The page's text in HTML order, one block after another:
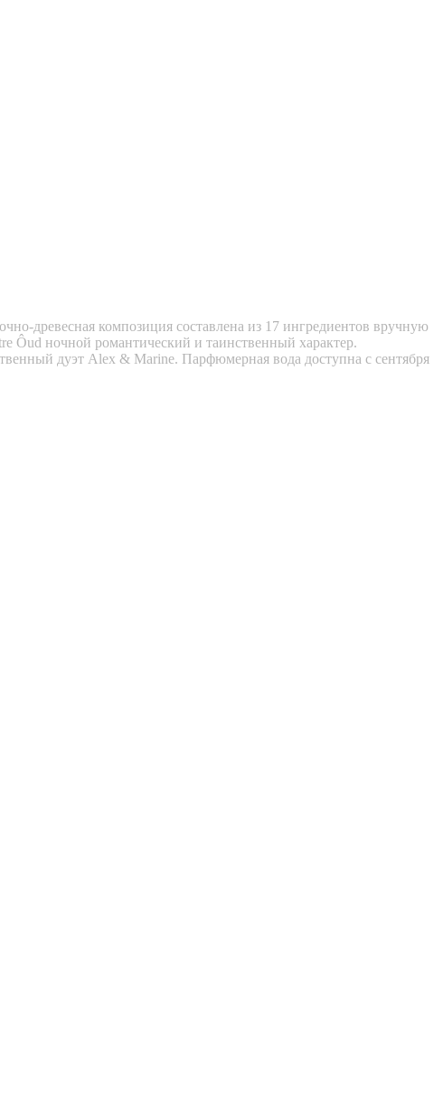
древесная композиция составлена из 17 ингредиентов вручную
Ôud ночной романтический и таинственный характер.
дуэт Alex & Marine. Парфюмерная вода доступна с сентября